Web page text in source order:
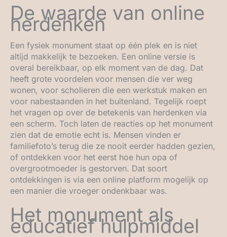
De waarde van online
herdenken
Een fysiek monument staat op één plek en is niet
altijd makkelijk te bezoeken. Een online versie is
overal bereikbaar, op elk moment van de dag. Dat
heeft grote voordelen voor mensen die ver weg
wonen, voor scholieren die een werkstuk maken en
voor nabestaanden in het buitenland. Tegelijk roept
het vragen op over de betekenis van herdenken via
een scherm. Toch laten de reacties op het monument
zien dat de emotie echt is. Mensen vinden er
familiefoto’s terug die ze nooit eerder hadden gezien,
of ontdekken voor het eerst hoe hun opa of
overgrootmoeder is gestorven. Dat soort
ontdekkingen is via een online platform mogelijk op
een manier die vroeger ondenkbaar was.
Het monument als
educatief hulpmiddel